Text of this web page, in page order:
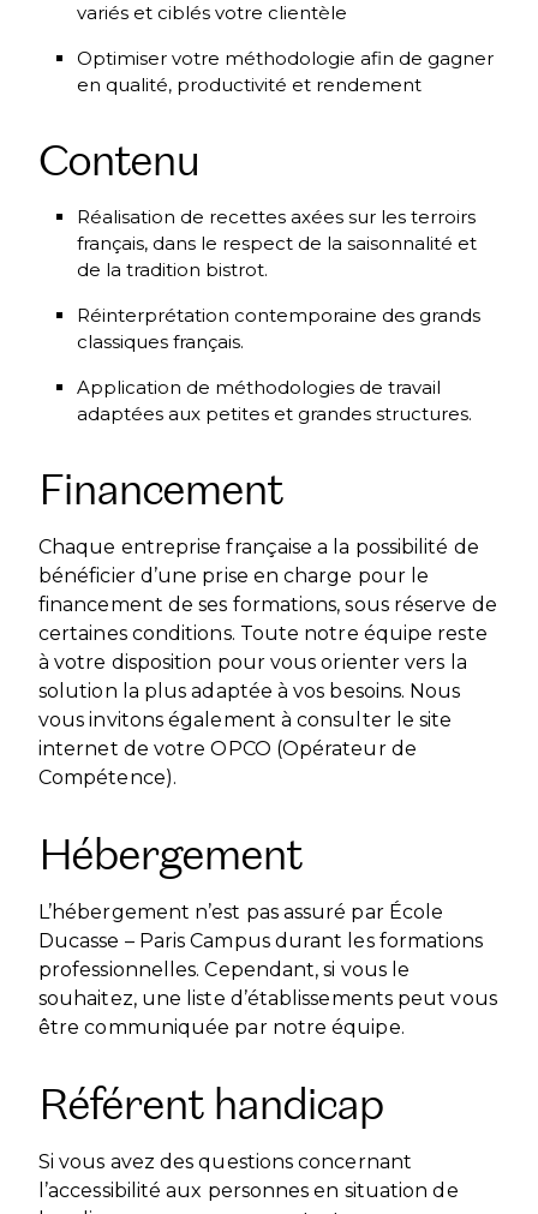
variés et ciblés votre clientèle
Optimiser votre méthodologie afin de gagner
en qualité, productivité et rendement
Contenu
Réalisation de recettes axées sur les terroirs
français, dans le respect de la saisonnalité et
de la tradition bistrot.
Réinterprétation contemporaine des grands
classiques français.
Application de méthodologies de travail
adaptées aux petites et grandes structures.
Financement
Chaque entreprise française a la possibilité de
bénéficier d’une prise en charge pour le
financement de ses formations, sous réserve de
certaines conditions. Toute notre équipe reste
à votre disposition pour vous orienter vers la
solution la plus adaptée à vos besoins. Nous
vous invitons également à consulter le site
internet de votre OPCO (Opérateur de
Compétence).
Hébergement
L’hébergement n’est pas assuré par École
Ducasse – Paris Campus durant les formations
professionnelles. Cependant, si vous le
souhaitez, une liste d’établissements peut vous
être communiquée par notre équipe.
Référent handicap
Si vous avez des questions concernant
l’accessibilité aux personnes en situation de